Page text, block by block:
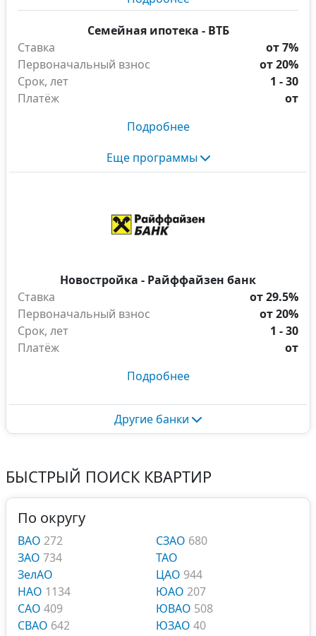
Семейная ипотека - ВТБ
Ставка
от 7%
Первоначальный взнос
от 20%
Срок, лет
1 - 30
Платёж
от
Подробнее
Еще программы
Новостройка - Райффайзен банк
Ставка
от 29.5%
Первоначальный взнос
от 20%
Срок, лет
1 - 30
Платёж
от
Подробнее
Другие банки
БЫСТРЫЙ ПОИСК КВАРТИР
По округу
ВАО 272
ЗАО 734
ЗелАО
НАО 1134
САО 409
СВАО 642
СЗАО 680
ТАО
ЦАО 944
ЮАО 207
ЮВАО 508
ЮЗАО 40